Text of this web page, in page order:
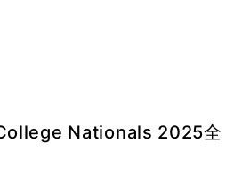
Nationals 2025全